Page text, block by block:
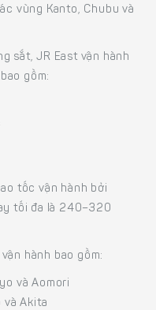
vùng Kanto, Chubu và
sắt, JR East vận hành
gồm:
tốc vận hành bởi
tối đa là 240–320
hành bao gồm:
và Aomori
và Akita